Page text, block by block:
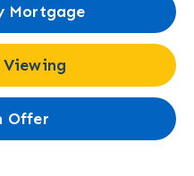
Mortgage
Offer